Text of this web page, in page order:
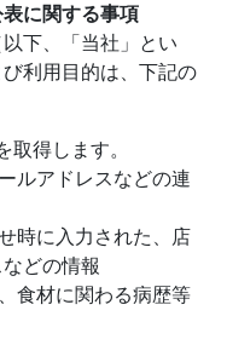
に関する事項
下、「当社」とい
利用目的は、下記の
得します。
アドレスなどの連
に入力された、店
どの情報
材に関わる病歴等